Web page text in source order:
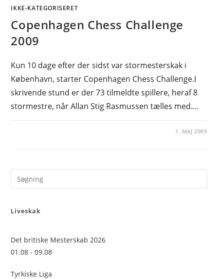
IKKE-KATEGORISERET
Copenhagen Chess Challenge
2009
Kun 10 dage efter der sidst var stormesterskak i
København, starter Copenhagen Chess Challenge.I
skrivende stund er der 73 tilmeldte spillere, heraf 8
stormestre, når Allan Stig Rasmussen tælles med.…
1. MAJ 2009
Liveskak
Det britiske Mesterskab 2026
01.08 - 09.08
Tyrkiske Liga